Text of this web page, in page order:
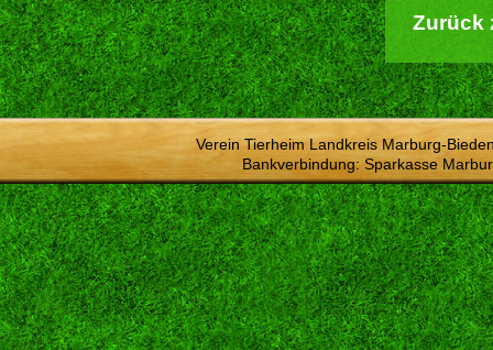
Zurück
Verein Tierheim Landkreis Marburg-
Bankverbindung: Sparkasse